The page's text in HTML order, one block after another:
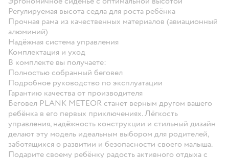
Регулируемая высота седла для роста ребёнка
Прочная рама из качественных материалов (авиационный
алюминий)
Надёжная система управления
Комплектация и уход
В комплекте вы получаете:
Полностью собранный беговел
Подробное руководство по эксплуатации
Гарантию качества от производителя
Беговел PLANK METEOR станет верным другом вашего
ребёнка в его первых приключениях. Лёгкость
управления, надёжность конструкции и стильный дизайн
делают эту модель идеальным выбором для родителей,
заботящихся о развитии и безопасности своего малыша.
Подарите своему ребёнку радость активного отдыха с